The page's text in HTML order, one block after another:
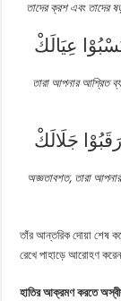
তাদের ক্রশ এবং তাদের
عِيَالَكْ
তারা আপনার আশ্রিত
جَلَالَكْ
অজ্ঞতাবশত, তারা আপনার
তাঁর আন্তরিক দোয়া শেষ
রেখে পাহাড়ে আরোহণ
হাতির আক্রমণ করতে